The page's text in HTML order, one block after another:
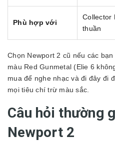
Phù hợp với
Collector
thuần
Chọn Newport 2 cũ nếu các
màu Red Gunmetal (Elie 6
mua để nghe nhạc và đi đây đi
mọi tiêu chí trừ màu sắc.
Câu hỏi thường
Newport 2